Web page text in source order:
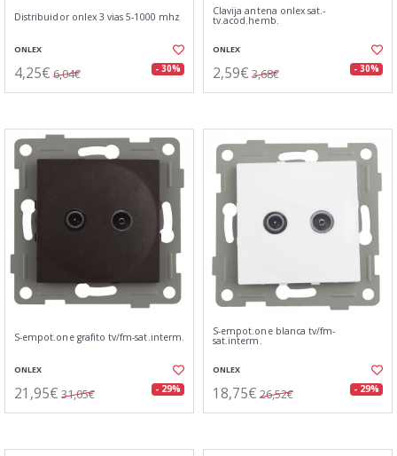
Distribuidor onlex 3 vias 5-1000 mhz
ONLEX
4,25€ 6,04€ - 30%
Clavija antena onlex sat.-
tv.acod.hemb.
ONLEX
2,59€ 3,68€ - 30%
S-empot.one grafito tv/fm-sat.interm.
ONLEX
21,95€ 31,05€ - 29%
S-empot.one blanca tv/fm-
sat.interm.
ONLEX
18,75€ 26,52€ - 29%